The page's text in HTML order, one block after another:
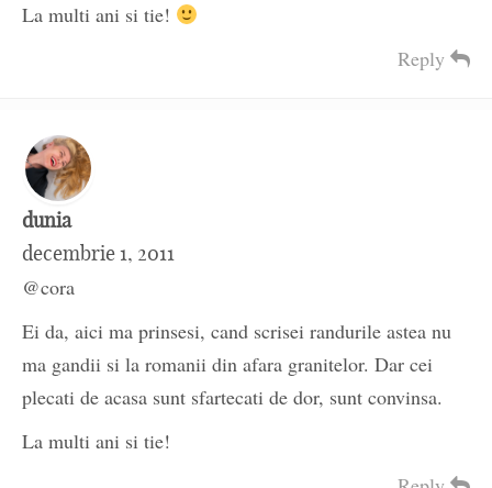
La multi ani si tie!
Reply
dunia
decembrie 1, 2011
@cora
Ei da, aici ma prinsesi, cand scrisei randurile astea nu
ma gandii si la romanii din afara granitelor. Dar cei
plecati de acasa sunt sfartecati de dor, sunt convinsa.
La multi ani si tie!